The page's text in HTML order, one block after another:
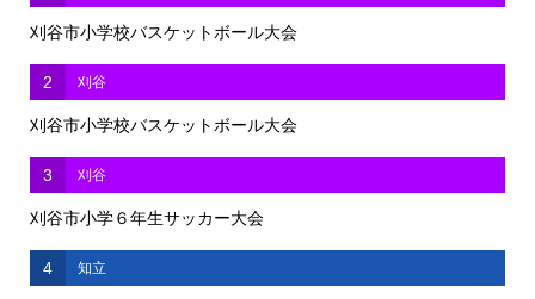
刈谷市小学校バスケットボール大会
2 刈谷
刈谷市小学校バスケットボール大会
3 刈谷
刈谷市小学６年生サッカー大会
4 知立